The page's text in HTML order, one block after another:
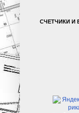
СЧЕТЧИКИ И